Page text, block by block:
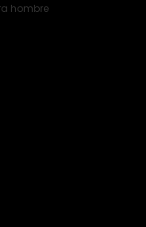
hombre